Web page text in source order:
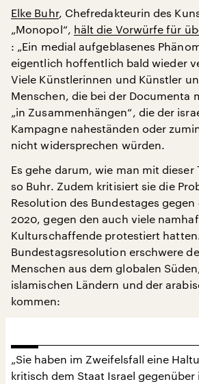
Elke Buhr, Chefredakteurin des
„Monopol“, hält die Vorwürfe für
: „Ein medial aufgeblasenes
eigentlich hoffentlich bald wieder
Viele Künstlerinnen und Künstler
Menschen, die bei der Documenta
„in Zusammenhängen“, die der
Kampagne naheständen oder
nicht widersprechen würden.
Es gehe darum, wie man mit dieser
so Buhr. Zudem kritisiert sie die
Resolution des Bundestages gegen
2020, gegen den auch viele
Kulturschaffende protestiert
Bundestagsresolution erschwere
Menschen aus dem globalen
islamischen Ländern und der
kommen:
„Sie haben im Zweifelsfall eine
kritisch dem Staat Israel gegenüber